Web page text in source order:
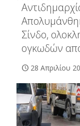
Σίνδο,
ογκωδών
28 Απριλίου